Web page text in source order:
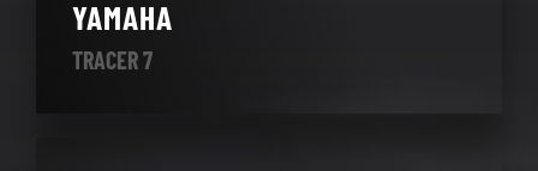
YAMAHA
TRACER 7